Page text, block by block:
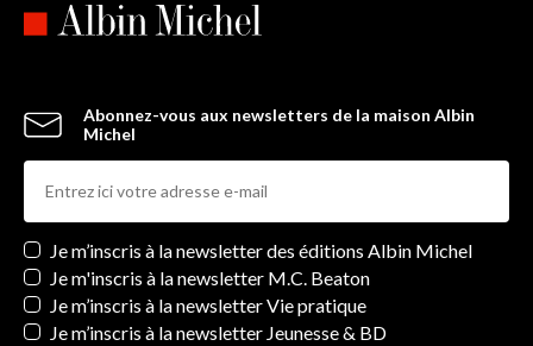
Abonnez-vous aux newsletters de la maison Albin
Michel
Newsletters
Je m’inscris à la newsletter des éditions Albin Michel
Je m'inscris à la newsletter M.C. Beaton
Je m’inscris à la newsletter Vie pratique
Je m’inscris à la newsletter Jeunesse & BD